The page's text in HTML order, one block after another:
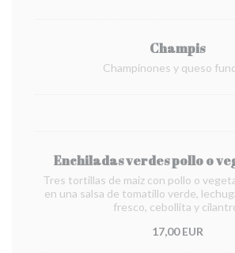
Champis
Champinones y queso
Enchiladas verdes pollo o
Tres tortillas de maiz con pollo o
en una salsa de tomatillo verde,
fresco, cebollita y
17,00 EUR